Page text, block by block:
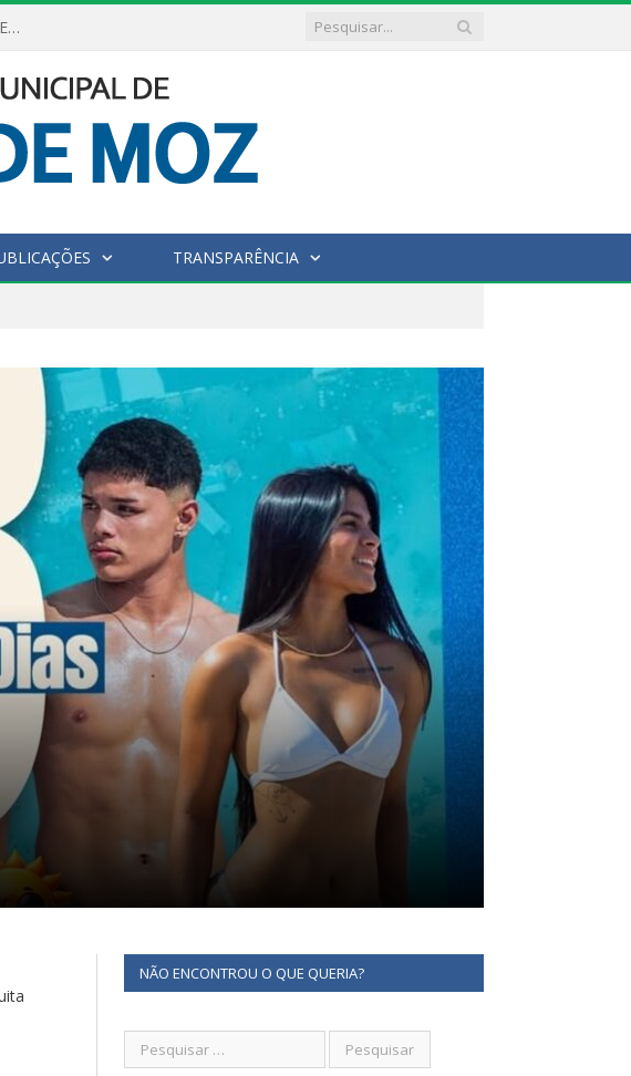
Inteligência Artificial e Tecnologia Assistiva: Inovando a Educação Especial e Inclusiva
TRANSPARÊNCIA
NÃO ENCONTROU O QUE QUERIA?